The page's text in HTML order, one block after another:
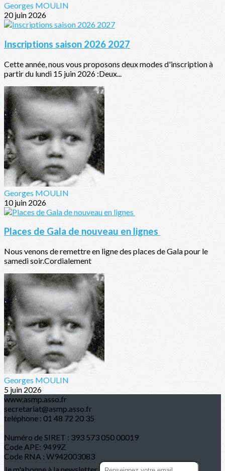
Georges MOULIN
20 juin 2026
Inscriptions saison 2026 2027
Cette année, nous vous proposons deux modes d'inscription à
partir du lundi 15 juin 2026 :Deux...
Georges MOULIN
10 juin 2026
Places de Gala de nouveau en lignes
Nous venons de remettre en ligne des places de Gala pour le
samedi soir.Cordialement
Georges MOULIN
5 juin 2026
www.asmp.asso.fr
secretariat@asmp.asso.fr
teléphone : 01 48 72 20 35
Numéro de SIRET : 393 573 050 00019
Code APE: 9499Z
Code RNA : W942003083